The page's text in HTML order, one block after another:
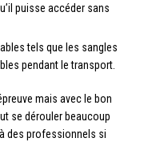
puisse accéder sans
tels que les sangles
pendant le transport.
mais avec le bon
se dérouler beaucoup
des professionnels si